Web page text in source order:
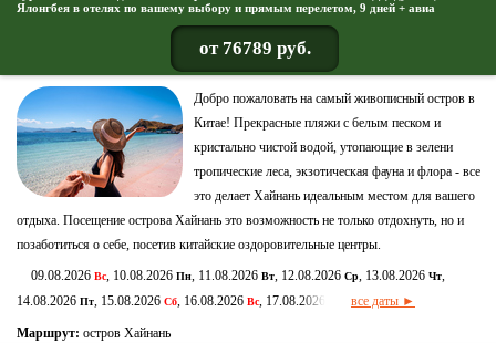
Ялонгбея в отелях по вашему выбору и прямым перелетом, 9 дней + авиа
от 76789 руб.
Добро пожаловать на самый живописный остров в
Китае! Прекрасные пляжи с белым песком и
кристально чистой водой, утопающие в зелени
тропические леса, экзотическая фауна и флора - все
это делает Хайнань идеальным местом для вашего
отдыха. Посещение острова Хайнань это возможность не только отдохнуть, но и
позаботиться о себе, посетив китайские оздоровительные центры.
09.08.2026 Вс, 10.08.2026 Пн, 11.08.2026 Вт, 12.08.2026 Ср, 13.08.2026 Чт,
14.08.2026 Пт, 15.08.2026 Сб, 16.08.2026 Вс, 17.08.2026 все даты ►
Маршрут: остров Хайнань